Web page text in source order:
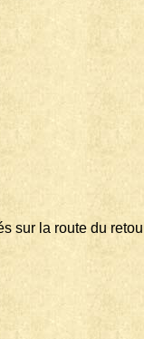
la route du